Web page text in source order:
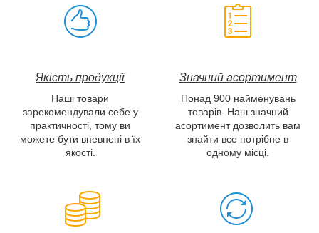
Якість продукції Значний асортимент
Наші товари
зарекомендували себе у
практичності, тому ви
можете бути впевнені в їх
якості.
Понад 900 найменувань
товарів. Наш значний
асортимент дозволить вам
знайти все потрібне в
одному місці.